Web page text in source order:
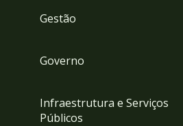
Gestão
Governo
Infraestrutura e Serviços
Públicos